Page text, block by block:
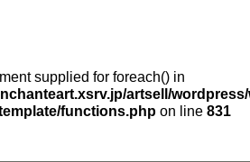
supplied for foreach() in
artsell/
functions.php on line 831